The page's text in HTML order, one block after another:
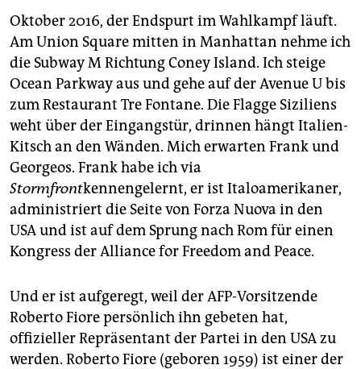
Oktober 2016, der Endspurt im Wahlkampf läuft.
Am Union Square mitten in Manhattan nehme ich
die Subway M Richtung Coney Island. Ich steige
Ocean Parkway aus und gehe auf der Avenue U bis
zum Restaurant Tre Fontane. Die Flagge Siziliens
weht über der Eingangstür, drinnen hängt Italien-
Kitsch an den Wänden. Mich erwarten Frank und
Georgeos. Frank habe ich via
Stormfrontkennengelernt, er ist Italoamerikaner,
administriert die Seite von Forza Nuova in den
USA und ist auf dem Sprung nach Rom für einen
Kongress der Alliance for Freedom and Peace.
Und er ist aufgeregt, weil der AFP-Vorsitzende
Roberto Fiore persönlich ihn gebeten hat,
offizieller Repräsentant der Partei in den USA zu
werden. Roberto Fiore (geboren 1959) ist einer der